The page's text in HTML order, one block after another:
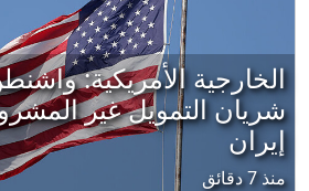
الخارجية الأمريكية:
شريان التمويل غير
إيران
منذ 7 دقائق